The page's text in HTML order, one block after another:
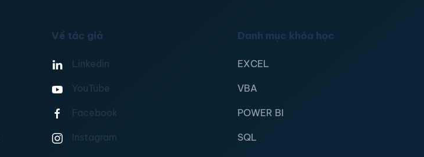
Về tác giả
Linkedin
YouTube
Facebook
Instagram
Danh mục khóa học
EXCEL
VBA
POWER BI
SQL